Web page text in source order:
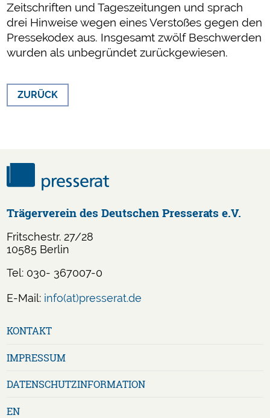
Zeitschriften und Tageszeitungen und sprach
drei Hinweise wegen eines Verstoßes gegen den
Pressekodex aus. Insgesamt zwölf Beschwerden
wurden als unbegründet zurückgewiesen.
ZURÜCK
Trägerverein des Deutschen Presserats e.V.
Fritschestr. 27/28
10585 Berlin
Tel: 030- 367007-0
E-Mail: info(at)presserat.de
überspringen
KONTAKT
IMPRESSUM
DATENSCHUTZ­INFORMATION
EN